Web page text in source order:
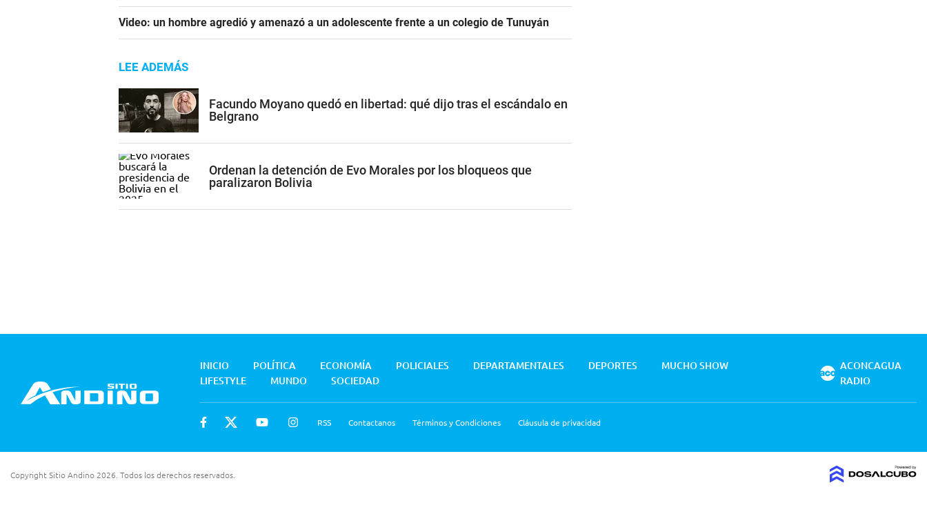
Video: un hombre agredió y amenazó a un adolescente frente a un colegio de Tunuyán
LEE ADEMÁS
Facundo Moyano quedó en libertad: qué dijo tras el escándalo en
Belgrano
Ordenan la detención de Evo Morales por los bloqueos que
paralizaron Bolivia
INICIO POLÍTICA ECONOMÍA POLICIALES DEPARTAMENTALES DEPORTES
MUCHO SHOW
LIFESTYLE
MUNDO SOCIEDAD
RSS Contactanos Términos y Condiciones Cláusula de privacidad
ACONCAGUA
RADIO
Copyright Sitio Andino 2026. Todos los derechos reservados.